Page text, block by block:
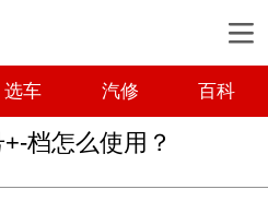
选车 汽修 百科
档怎么使用？